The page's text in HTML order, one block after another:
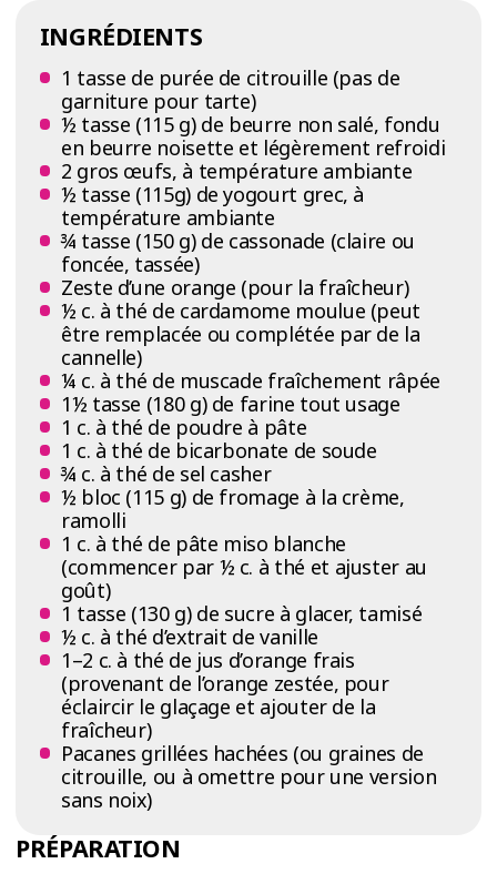
INGRÉDIENTS
1 tasse de purée de citrouille (pas de
garniture pour tarte)
½ tasse (115 g) de beurre non salé, fondu
en beurre noisette et légèrement refroidi
2 gros œufs, à température ambiante
½ tasse (115g) de yogourt grec, à
température ambiante
¾ tasse (150 g) de cassonade (claire ou
foncée, tassée)
Zeste d’une orange (pour la fraîcheur)
½ c. à thé de cardamome moulue (peut
être remplacée ou complétée par de la
cannelle)
¼ c. à thé de muscade fraîchement râpée
1½ tasse (180 g) de farine tout usage
1 c. à thé de poudre à pâte
1 c. à thé de bicarbonate de soude
¾ c. à thé de sel casher
½ bloc (115 g) de fromage à la crème,
ramolli
1 c. à thé de pâte miso blanche
(commencer par ½ c. à thé et ajuster au
goût)
1 tasse (130 g) de sucre à glacer, tamisé
½ c. à thé d’extrait de vanille
1–2 c. à thé de jus d’orange frais
(provenant de l’orange zestée, pour
éclaircir le glaçage et ajouter de la
fraîcheur)
Pacanes grillées hachées (ou graines de
citrouille, ou à omettre pour une version
sans noix)
PRÉPARATION